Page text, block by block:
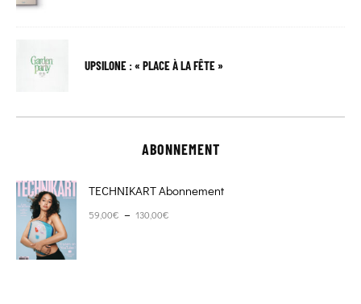
UPSILONE : « PLACE À LA FÊTE »
ABONNEMENT
TECHNIKART Abonnement
59,00€ – 130,00€